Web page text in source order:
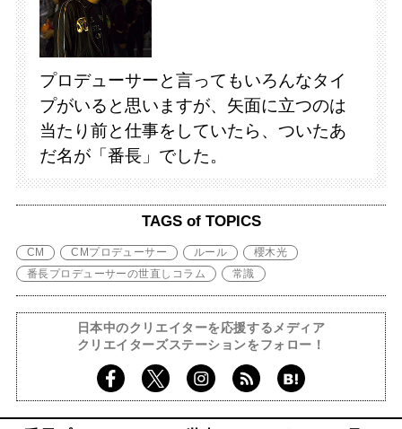
プロデューサーと言ってもいろんなタイ
プがいると思いますが、矢面に立つのは
当たり前と仕事をしていたら、ついたあ
だ名が「番長」でした。
TAGS of TOPICS
CM CMプロデューサー ルール
櫻木光
番長プロデューサーの世直しコラム
常識
日本中のクリエイターを応援するメディア
クリエイターズステーションをフォロー！